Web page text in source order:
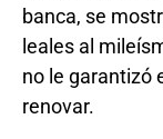
banca, se
leales al
no le garantizó
renovar.